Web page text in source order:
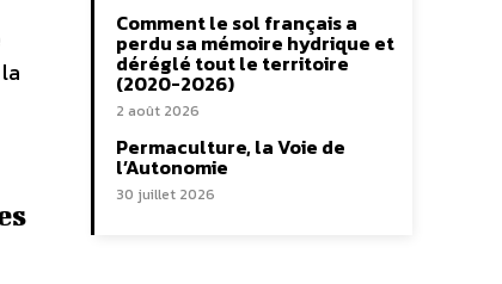
Comment le sol français a
perdu sa mémoire hydrique et
déréglé tout le territoire
(2020-2026)
2 août 2026
Permaculture, la Voie de
l’Autonomie
30 juillet 2026